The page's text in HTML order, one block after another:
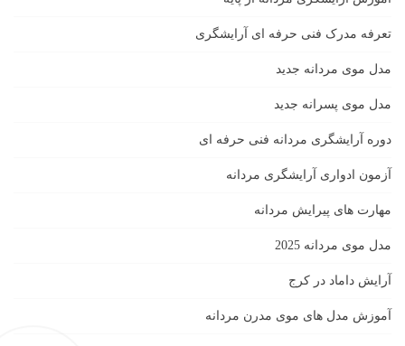
تعرفه مدرک فنی حرفه ای آرایشگری
مدل موی مردانه جدید
مدل موی پسرانه جدید
دوره آرایشگری مردانه فنی حرفه ای
آزمون ادواری آرایشگری مردانه
مهارت های پیرایش مردانه
مدل موی مردانه 2025
آرایش داماد در کرج
آموزش مدل های موی مدرن مردانه